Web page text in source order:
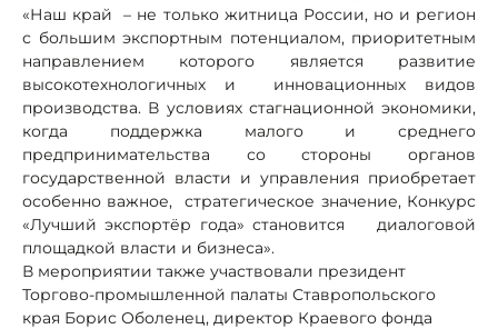
«Наш край – не только житница России, но и регион
с большим экспортным потенциалом, приоритетным
направлением которого является развитие
высокотехнологичных и инновационных видов
производства. В условиях стагнационной экономики,
когда поддержка малого и среднего
предпринимательства со стороны органов
государственной власти и управления приобретает
особенно важное, стратегическое значение, Конкурс
«Лучший экспортёр года» становится диалоговой
площадкой власти и бизнеса».
В мероприятии также участвовали президент
Торгово-промышленной палаты Ставропольского
края Борис Оболенец, директор Краевого фонда